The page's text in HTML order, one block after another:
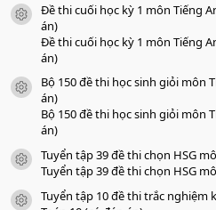
icon tài liệu
Đề thi cuối học kỳ 1 môn Tiếng
án)
Đề thi cuối học kỳ 1 môn Tiếng
án)
icon tài liệu
Bộ 150 đề thi học sinh giỏi môn
án)
Bộ 150 đề thi học sinh giỏi môn
án)
icon tài liệu
Tuyển tập 39 đề thi chọn HSG
Tuyển tập 39 đề thi chọn HSG
icon tài liệu
Tuyển tập 10 đề thi trắc nghiệm